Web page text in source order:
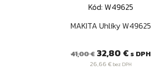
Kód: W49625
MAKITA Uhlíky W49625
Bežná
cena
41,00 € Cena
32,80 € s DPH
26,66 €bez DPH